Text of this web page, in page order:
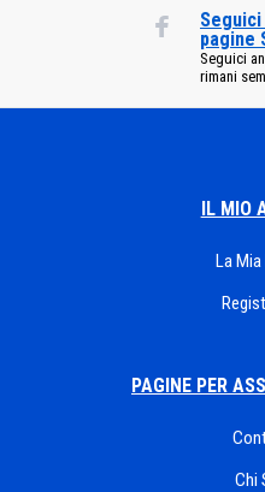
pagine
Seguici
rimani
IL MIO
La
PAGINE PER
Chi